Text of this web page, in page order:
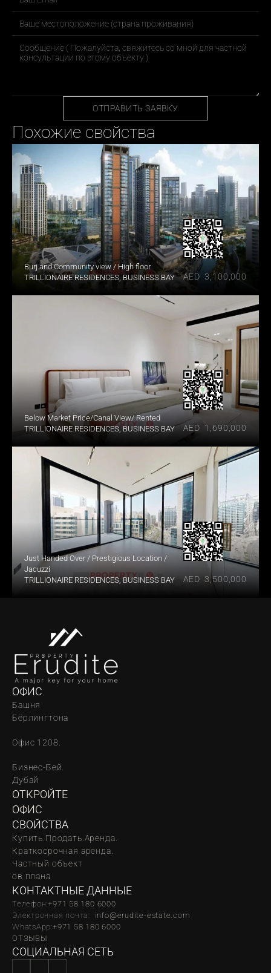
ОТПРАВИТЬ ЗАЯВКУ
Похожие свойства
Burj and Community view / High floor
TRILLIONAIRE RESIDENCES, BUSINESS BAY
AED  3,100,000
Below Market Price/Canal View/ Rented
TRILLIONAIRE RESIDENCES, BUSINESS BAY
AED  1,690,000
Just Handed Over / Prestigious Location /
Jacuzzi
TRILLIONAIRE RESIDENCES, BUSINESS BAY
AED  3,500,000
ОФИС
Башня
Бёрлингтона
Офис 1208.
Бизнес-Бей.
Дубай
ОТКРОЙТЕ
ОФИС
СВОЙСТВА
Купить. Продать. Аренда.
Краткосрочная аренда.
Частный объект
oв плана
КОНТАКТНЫЕ ДАННЫЕ
Телефон:‪‬+971 58 180 6000
Электронная почта: info@erudite-estate.com
WhatsApp:+971 58 180 6000
ОТЗЫВЫ
СОЦИАЛЬНАЯ СЕТЬ